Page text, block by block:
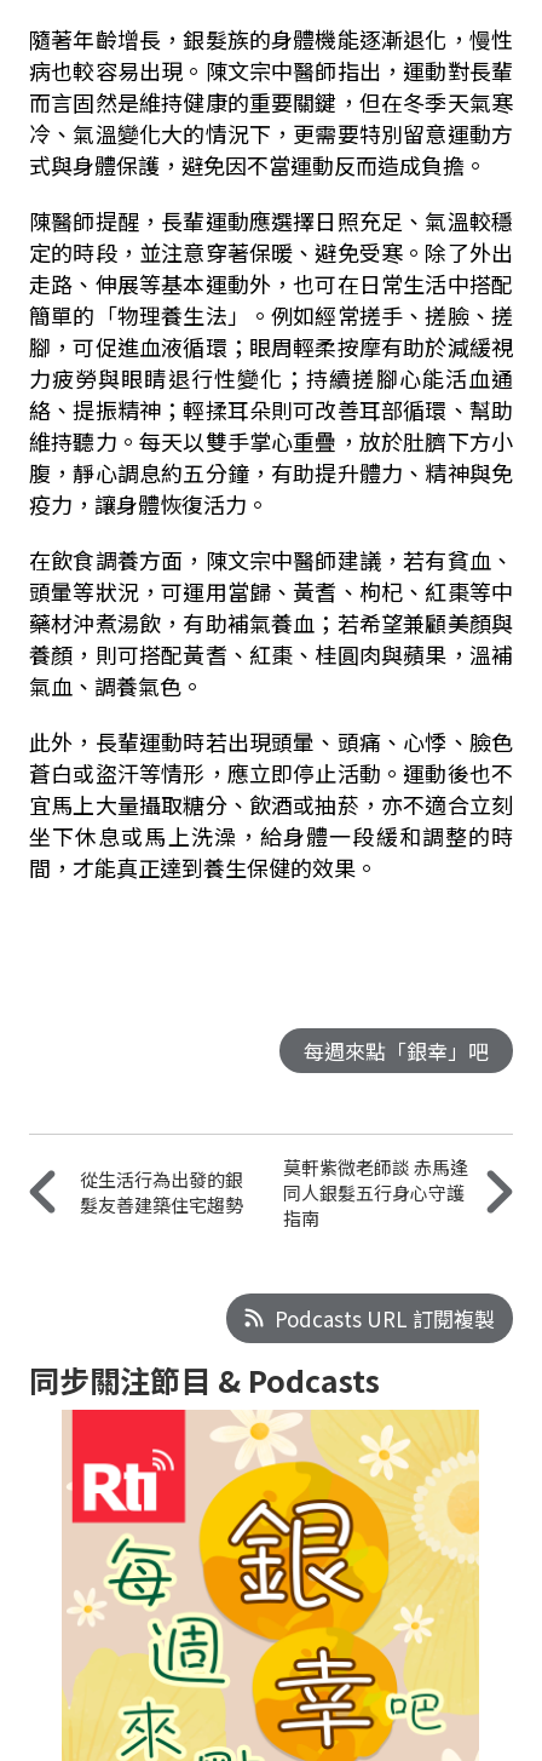
隨著年齡增長，銀髮族的身體機能逐漸退化，慢性
病也較容易出現。陳文宗中醫師指出，運動對長輩
而言固然是維持健康的重要關鍵，但在冬季天氣寒
冷、氣溫變化大的情況下，更需要特別留意運動方
式與身體保護，避免因不當運動反而造成負擔。
陳醫師提醒，長輩運動應選擇日照充足、氣溫較穩
定的時段，並注意穿著保暖、避免受寒。除了外出
走路、伸展等基本運動外，也可在日常生活中搭配
簡單的「物理養生法」。例如經常搓手、搓臉、搓
腳，可促進血液循環；眼周輕柔按摩有助於減緩視
力疲勞與眼睛退行性變化；持續搓腳心能活血通
絡、提振精神；輕揉耳朵則可改善耳部循環、幫助
維持聽力。每天以雙手掌心重疊，放於肚臍下方小
腹，靜心調息約五分鐘，有助提升體力、精神與免
疫力，讓身體恢復活力。
在飲食調養方面，陳文宗中醫師建議，若有貧血、
頭暈等狀況，可運用當歸、黃耆、枸杞、紅棗等中
藥材沖煮湯飲，有助補氣養血；若希望兼顧美顏與
養顏，則可搭配黃耆、紅棗、桂圓肉與蘋果，溫補
氣血、調養氣色。
此外，長輩運動時若出現頭暈、頭痛、心悸、臉色
蒼白或盜汗等情形，應立即停止活動。運動後也不
宜馬上大量攝取糖分、飲酒或抽菸，亦不適合立刻
坐下休息或馬上洗澡，給身體一段緩和調整的時
間，才能真正達到養生保健的效果。
每週來點「銀幸」吧
從生活行為出發的銀
髮友善建築住宅趨勢
莫軒紫微老師談 赤馬逢
同人銀髮五行身心守護
指南
Podcasts URL 訂閱複製
同步關注節目 & Podcasts